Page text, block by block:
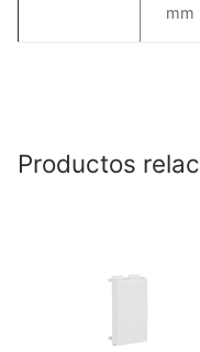
mm
Productos